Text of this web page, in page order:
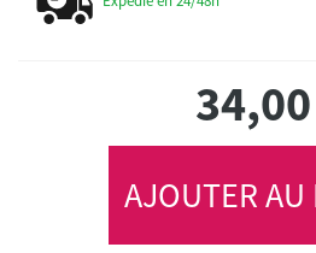
34,00
AJOUTER AU